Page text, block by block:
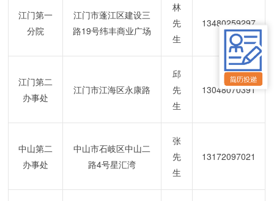
江门第一
分院
江门市蓬江区建设三
路19号纬丰商业广场
林
先
生
13480259297
江门第二
办事处
江门市江海区永康路
邱
先
生
13048070391
中山第二
办事处
中山市石岐区中山二
路4号星汇湾
张
先
生
13172097021